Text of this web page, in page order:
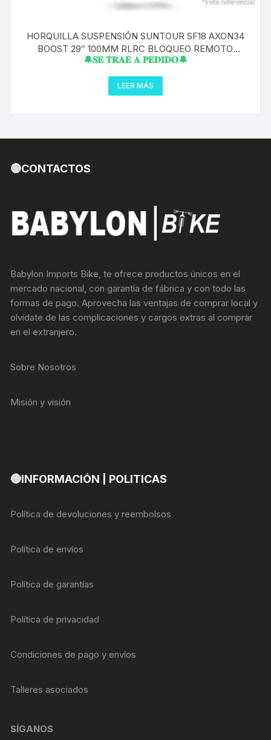
HORQUILLA SUSPENSIÓN SUNTOUR SF18 AXON34
BOOST 29″ 100MM RLRC BLOQUEO REMOTO
15X110MM 1.5″-1 1/8″ GLOSS BLACK PIPA CONICO
🔔𝐒𝐄 𝐓𝐑𝐀𝐄 𝐀 𝐏𝐄𝐃𝐈𝐃𝐎🔔
LEER MÁS
🔴CONTACTOS
Babylon Imports Bike, te ofrece productos únicos en el
mercado nacional, con garantía de fábrica y con todo las
formas de pago. Aprovecha las ventajas de comprar local y
olvídate de las complicaciones y cargos extras al comprar
en el extranjero.
Sobre Nosotros
Misión y visión
🔴INFORMACIÓN | POLITICAS
Política de devoluciones y reembolsos
Política de envíos
Política de garantías
Política de privacidad
Condiciones de pago y envíos
Talleres asociados
SÍGANOS